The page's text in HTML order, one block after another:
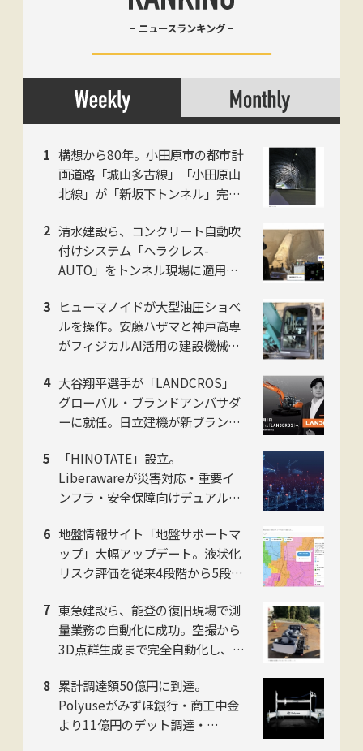
ニュースランキング
構想から80年。小田原市の都市計
画道路「城山多古線」「小田原山
北線」が「新坂下トンネル」完成
清水建設ら、コンクリート自動吹
付けシステム「ヘラクレス-
AUTO」をトンネル現場に適用。
し、均質な自動吹付けを実現
ヒューマノイドが大型油圧ショベ
ルを操作。安藤ハザマと神戸高専
がフィジカルAI活用の建設機械自
大谷翔平選手が「LANDCROS」
グローバル・ブランドアンバサダ
ーに就任。日立建機が新ブランド
「HINOTATE」設立。
Liberawareが災害対応・重要イ
ンフラ・安全保障向けデュアルユ
立
地盤情報サイト「地盤サポートマ
ップ」大幅アップデート。液状化
リスク評価を従来4段階から5段階
社
東急建設ら、能登の復旧現場で測
量業務の自動化に成功。空撮から
3D点群生成まで完全自動化し、工
累計調達額50億円に到達。
Polyuseがみずほ銀行・商工中金
より11億円のデット調達・